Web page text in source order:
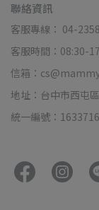
聯絡資訊
客服專線： 04-
客服時間：08:30-
信箱：
地址：台中市西屯
統一編號：